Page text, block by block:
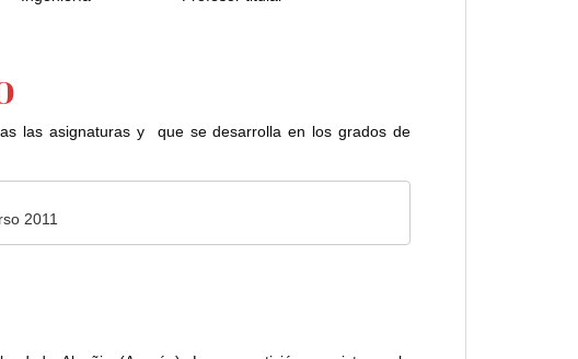
las asignaturas y que se desarrolla en los grados de
2011